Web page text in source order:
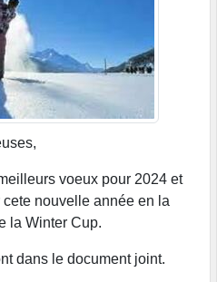
voeux pour 2024 et
nouvelle année en la
la Winter Cup.
dans le document joint.